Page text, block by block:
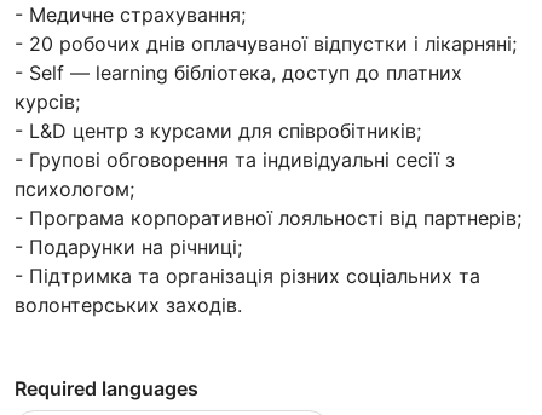
- Медичне страхування;
- 20 робочих днів оплачуваної відпустки і лікарняні;
- Self — learning бібліотека, доступ до платних
курсів;
- L&D центр з курсами для співробітників;
- Групові обговорення та індивідуальні сесії з
психологом;
- Програма корпоративної лояльності від партнерів;
- Подарунки на річниці;
- Підтримка та організація різних соціальних та
волонтерських заходів.
Required languages